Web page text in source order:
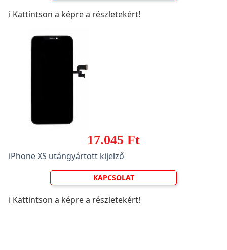
ℹ️ Kattintson a képre a részletekért!
17.045 Ft
iPhone XS utángyártott kijelző
KAPCSOLAT
ℹ️ Kattintson a képre a részletekért!